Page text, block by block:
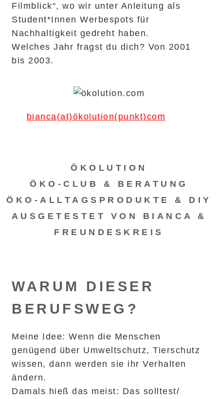
Filmblick“, wo wir unter Anleitung als
Student*Innen Werbespots für
Nachhaltigkeit gedreht haben.
Welches Jahr fragst du dich? Von 2001
bis 2003.
bianca(at)ökolution(punkt)com
ÖKOLUTION
ÖKO-CLUB & BERATUNG
ÖKO-ALLTAGSPRODUKTE & DIY
AUSGETESTET VON BIANCA &
FREUNDESKREIS
WARUM DIESER
BERUFSWEG?
Meine Idee: Wenn die Menschen
genügend über Umweltschutz, Tierschutz
wissen, dann werden sie ihr Verhalten
ändern.
Damals hieß das meist: Das solltest/